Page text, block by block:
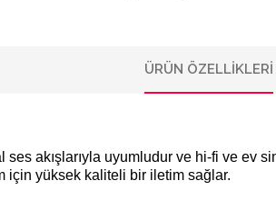
ÜRÜN ÖZELLIKLERI
akışlarıyla uyumludur ve hi-fi ve ev
için yüksek kaliteli bir iletim sağlar.